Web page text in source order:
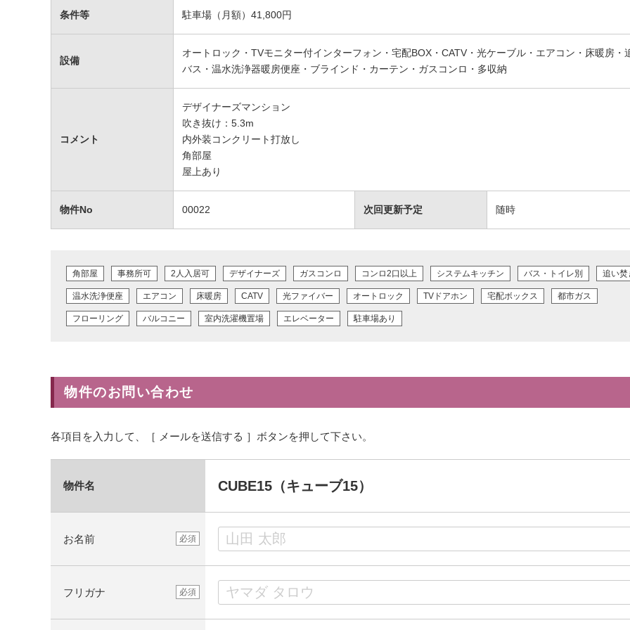
条件等 駐車場（月額）41,800円
設備
オートロック・TVモニター付インターフォン・宅配BOX・CATV・光ケーブル・エアコン・床暖房・
バス・温水洗浄器暖房便座・ブラインド・カーテン・ガスコンロ・多収納
コメント
デザイナーズマンション
吹き抜け：5.3m
内外装コンクリート打放し
角部屋
屋上あり
物件No 00022 次回更新予定 随時
角部屋 事務所可 2人入居可 デザイナーズ ガスコンロ コンロ2口以上 システムキッチン バス・トイレ別 追い焚
温水洗浄便座 エアコン 床暖房 CATV 光ファイバー オートロック TVドアホン 宅配ボックス 都市ガス
フローリング バルコニー 室内洗濯機置場 エレベーター 駐車場あり
物件のお問い合わせ
各項目を入力して、［ メールを送信する ］ボタンを押して下さい。
物件名 CUBE15（キューブ15）
お名前 必須
フリガナ 必須